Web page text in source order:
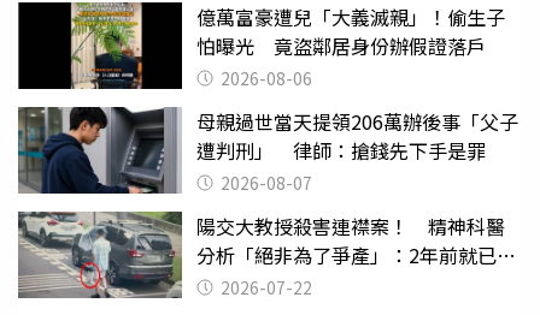
億萬富豪遭兒「大義滅親」！偷生子
怕曝光 竟盜鄰居身份辦假證落戶
2026-08-06
母親過世當天提領206萬辦後事「父子
遭判刑」 律師：搶錢先下手是罪
2026-08-07
陽交大教授殺害連襟案！ 精神科醫
分析「絕非為了爭產」：2年前就已言
行詭異
2026-07-22